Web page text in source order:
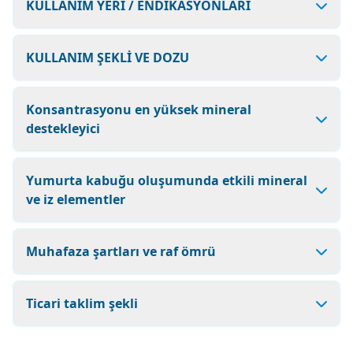
KULLANIM YERİ / ENDİKASYONLARI
KULLANIM ŞEKLİ VE DOZU
Konsantrasyonu en yüksek mineral
destekleyici
Yumurta kabuğu oluşumunda etkili mineral
ve iz elementler
Muhafaza şartları ve raf ömrü
Ticari taklim şekli